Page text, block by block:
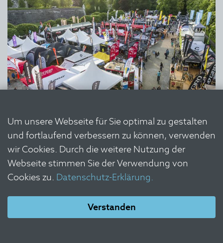
Um unsere Webseite für Sie optimal zu gestalten
und fortlaufend verbessern zu können, verwenden
wir Cookies. Durch die weitere Nutzung der
Webseite stimmen Sie der Verwendung von
Cookies zu. Datenschutz-Erklärung.
Verstanden